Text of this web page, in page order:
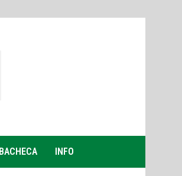
BACHECA INFO